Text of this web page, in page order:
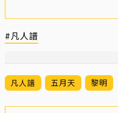
#凡人譜
凡人譜 五月天 黎明